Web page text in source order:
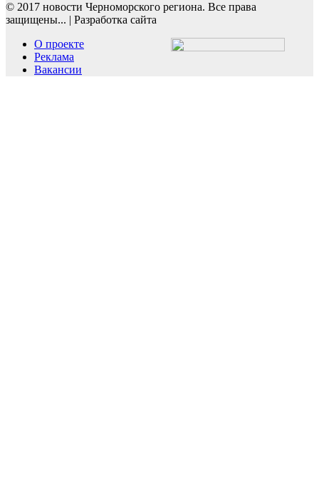
© 2017 новости Черноморского региона. Все права
защищены... | Разработка сайта
О проекте
Реклама
Вакансии